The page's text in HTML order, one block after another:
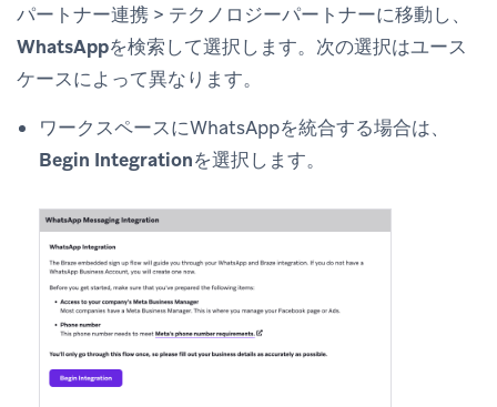
パートナー連携 > テクノロジーパートナーに移動し、
WhatsAppを検索して選択します。次の選択はユース
ケースによって異なります。
ワークスペースにWhatsAppを統合する場合は、
Begin Integrationを選択します。